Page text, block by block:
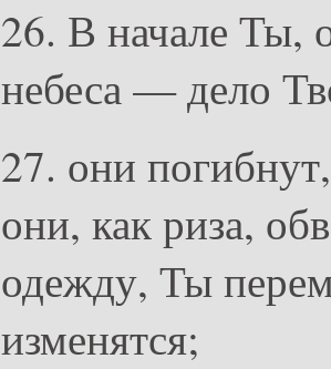
26. В начале Ты,
небеса — дело
27. они
они, как риза,
одежду, Ты
изменятся;